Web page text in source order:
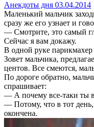
Анекдоты дня 03.04.2014
Маленький мальчик
сразу же его узнает и
— Смотрите, это самый
Сейчас я вам докажу.
В одной руке
Зовет мальчика,
центов. Все смеются,
По дороге обратно,
спрашивает:
— А почему все-таки ты
— Потому, что в тот день,
окончена.